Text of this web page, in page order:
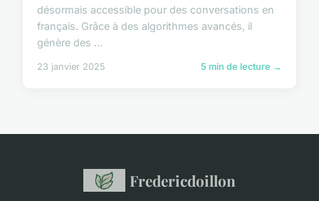
désormais accessible pour des conversations en
français. Grâce à des algorithmes avancés, il
génère des ...
23 janvier 2025 5 min de lecture →
Fredericdoillon